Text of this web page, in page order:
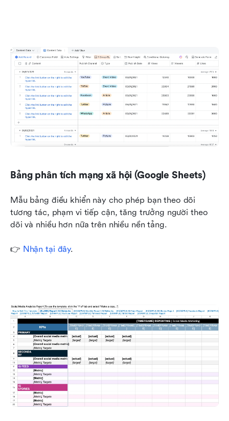
Bảng phân tích mạng xã hội (Google Sheets)
Mẫu bảng điều khiển này cho phép bạn theo dõi
tương tác, phạm vi tiếp cận, tăng trưởng người theo
dõi và nhiều hơn nữa trên nhiều nền tảng.
👉 Nhận tại đây.